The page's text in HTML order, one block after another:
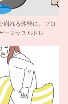
崩れる体幹に。プロ
ーマッスルトレ…